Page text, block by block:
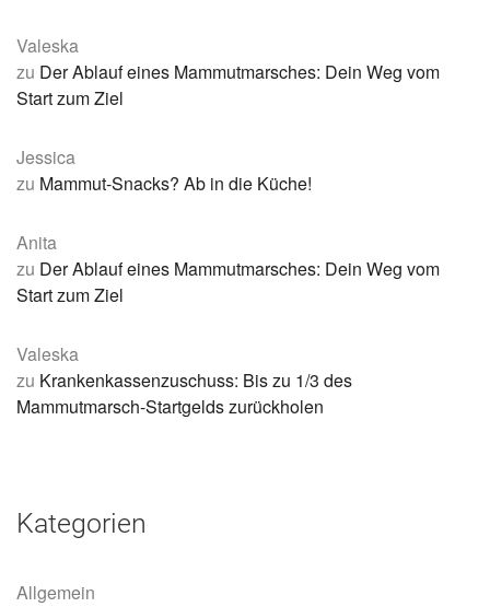
Valeska
zu Der Ablauf eines Mammutmarsches: Dein Weg vom
Start zum Ziel
Jessica
zu Mammut-Snacks? Ab in die Küche!
Anita
zu Der Ablauf eines Mammutmarsches: Dein Weg vom
Start zum Ziel
Valeska
zu Krankenkassenzuschuss: Bis zu 1/3 des
Mammutmarsch-Startgelds zurückholen
Kategorien
Allgemein